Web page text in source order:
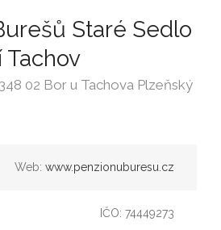
Staré Sedlo
02 Bor u Tachova Plzeňský
Web: www.penzionuburesu.cz
IČO: 74449273